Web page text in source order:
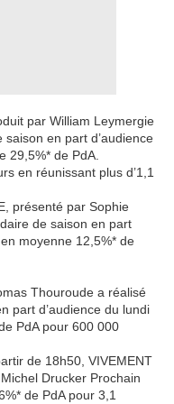
par William Leymergie
en part d’audience
29,5%* de PdA.
en réunissant plus d’1,1
présenté par Sophie
de saison en part
moyenne 12,5%* de
Thouroude a réalisé
part d’audience du lundi
PdA pour 600 000
de 18h50, VIVEMENT
Drucker Prochain
de PdA pour 3,1